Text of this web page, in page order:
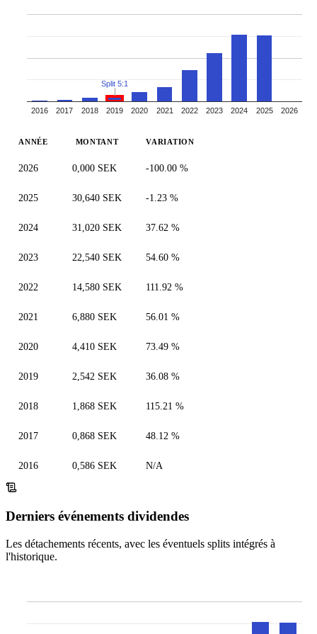
2016 2017 2018 2019 2020 2021 2022 2023 2024 2025 2026
Split 5:1
ANNÉE MONTANT VARIATION
2026 0,000 SEK -100.00 %
2025 30,640 SEK -1.23 %
2024 31,020 SEK 37.62 %
2023 22,540 SEK 54.60 %
2022 14,580 SEK 111.92 %
2021 6,880 SEK 56.01 %
2020 4,410 SEK 73.49 %
2019 2,542 SEK 36.08 %
2018 1,868 SEK 115.21 %
2017 0,868 SEK 48.12 %
2016 0,586 SEK N/A
Derniers événements dividendes
Les détachements récents, avec les éventuels splits intégrés à
l'historique.